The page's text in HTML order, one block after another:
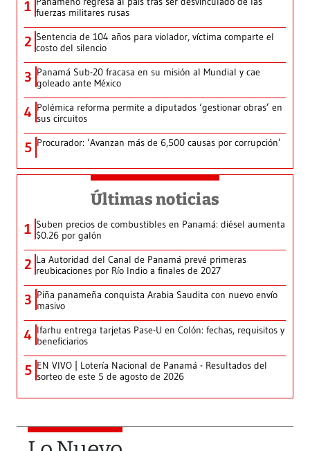
1 fuerzas militares rusas
2 Sentencia de 104 años para violador, víctima comparte el
costo del silencio
3 Panamá Sub-20 fracasa en su misión al Mundial y cae
goleado ante México
4 Polémica reforma permite a diputados ‘gestionar obras’ en
sus circuitos
5 Procurador: ‘Avanzan más de 6,500 causas por corrupción’
Últimas noticias
1 Suben precios de combustibles en Panamá: diésel aumenta
$0.26 por galón
2 La Autoridad del Canal de Panamá prevé primeras
reubicaciones por Río Indio a finales de 2027
3 Piña panameña conquista Arabia Saudita con nuevo envío
masivo
4 Ifarhu entrega tarjetas Pase-U en Colón: fechas, requisitos y
beneficiarios
5 EN VIVO | Lotería Nacional de Panamá - Resultados del
sorteo de este 5 de agosto de 2026